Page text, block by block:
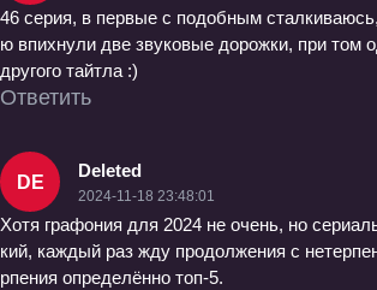
46 серия, в первые с подобным
ю впихнули две звуковые дорожки, при том
другого тайтла :)
Ответить
DE
Deleted
2024-11-18 23:48:01
Хотя графония для 2024 не очень, но
кий, каждый раз жду продолжения с
рпения определённо топ-5.